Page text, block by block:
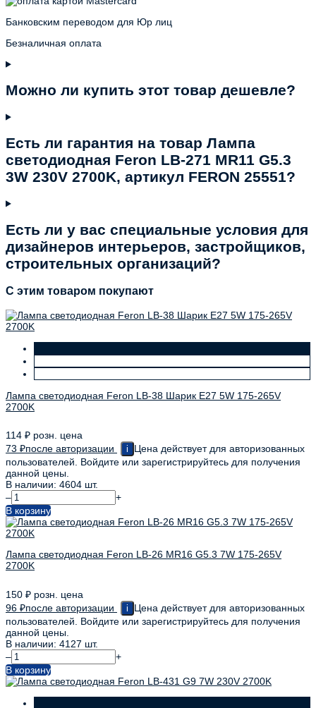
Банковским переводом для Юр лиц
Безналичная оплата
Можно ли купить этот товар дешевле?
Есть ли гарантия на товар Лампа
светодиодная Feron LB-271 MR11 G5.3
3W 230V 2700K, артикул FERON 25551?
Есть ли у вас специальные условия для
дизайнеров интерьеров, застройщиков,
строительных организаций?
C этим товаром покупают
Лампа светодиодная Feron LB-38 Шарик E27 5W 175-265V
2700K
114 ₽ розн. цена
73 ₽после авторизации i
Цена действует для авторизованных
пользователей. Войдите или зарегистрируйтесь для получения
данной цены.
В наличии: 4604 шт.
–
+
В корзину
Лампа светодиодная Feron LB-26 MR16 G5.3 7W 175-265V
2700K
150 ₽ розн. цена
96 ₽после авторизации i
Цена действует для авторизованных
пользователей. Войдите или зарегистрируйтесь для получения
данной цены.
В наличии: 4127 шт.
–
+
В корзину